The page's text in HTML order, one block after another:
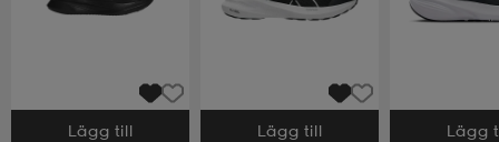
Välj storlek
Lägg till Välj storlek
Lägg till Välj storlek
Lägg